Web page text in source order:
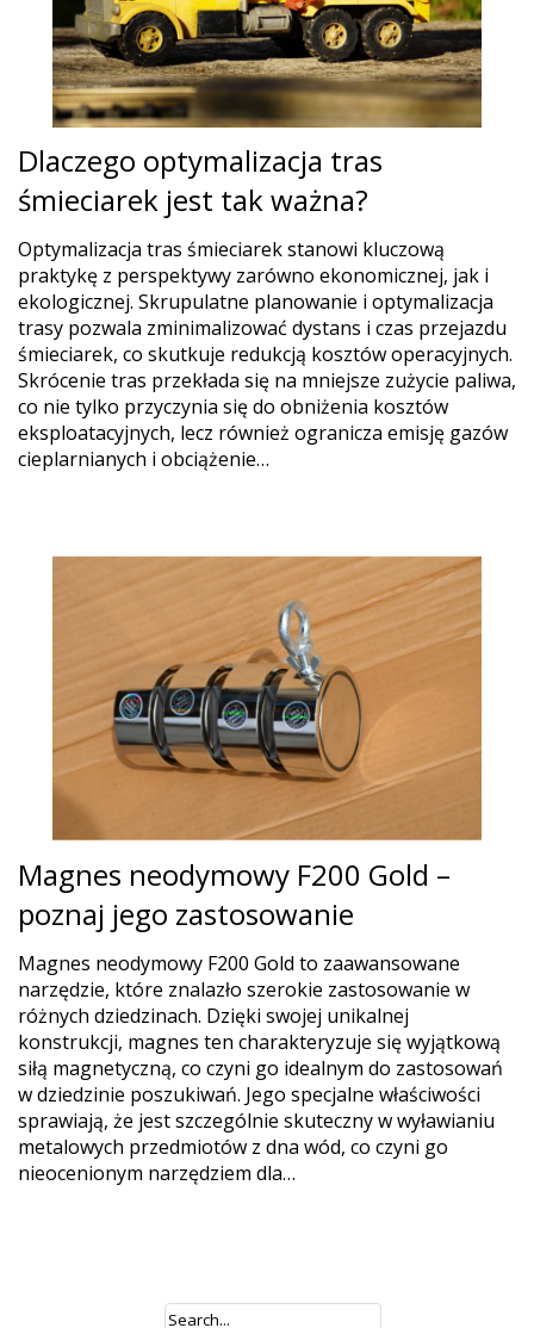
Dlaczego optymalizacja tras
śmieciarek jest tak ważna?
Optymalizacja tras śmieciarek stanowi kluczową
praktykę z perspektywy zarówno ekonomicznej, jak i
ekologicznej. Skrupulatne planowanie i optymalizacja
trasy pozwala zminimalizować dystans i czas przejazdu
śmieciarek, co skutkuje redukcją kosztów operacyjnych.
Skrócenie tras przekłada się na mniejsze zużycie paliwa,
co nie tylko przyczynia się do obniżenia kosztów
eksploatacyjnych, lecz również ogranicza emisję gazów
cieplarnianych i obciążenie…
Magnes neodymowy F200 Gold –
poznaj jego zastosowanie
Magnes neodymowy F200 Gold to zaawansowane
narzędzie, które znalazło szerokie zastosowanie w
różnych dziedzinach. Dzięki swojej unikalnej
konstrukcji, magnes ten charakteryzuje się wyjątkową
siłą magnetyczną, co czyni go idealnym do zastosowań
w dziedzinie poszukiwań. Jego specjalne właściwości
sprawiają, że jest szczególnie skuteczny w wyławianiu
metalowych przedmiotów z dna wód, co czyni go
nieocenionym narzędziem dla…